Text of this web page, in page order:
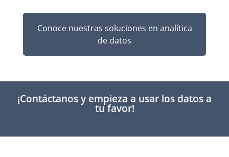
Conoce nuestras soluciones en analítica
de datos
¡Contáctanos y empieza a usar los datos a
tu favor!